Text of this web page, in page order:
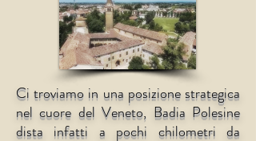
Ci troviamo in una posizione strategica
nel cuore del Veneto, Badia Polesine
dista infatti a pochi chilometri da